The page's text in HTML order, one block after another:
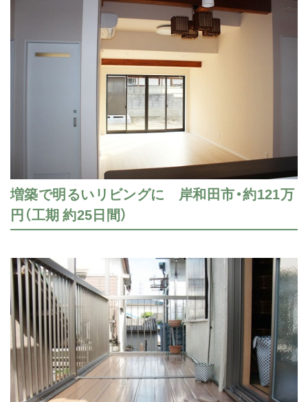
増築で明るいリビングに 岸和田市・約121万
円（工期 約25日間）